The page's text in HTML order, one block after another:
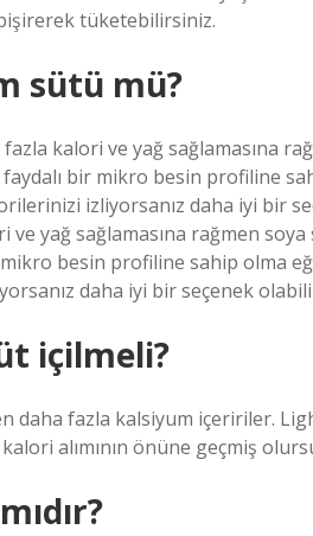
pişirerek tüketebilirsiniz.
sütü mü?
fazla kalori ve yağ sağlamasına
bir mikro besin profiline
izliyorsanız daha iyi bir
ve yağ sağlamasına rağmen
besin profiline sahip olma
daha iyi bir seçenek
içilmeli?
daha fazla kalsiyum içeririler.
alımının önüne geçmiş